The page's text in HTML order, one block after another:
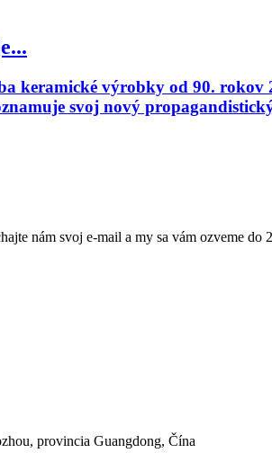
keramické výrobky od 90. rokov
svoj nový
nám svoj e-mail a my sa vám ozveme do
provincia Guangdong, Čína